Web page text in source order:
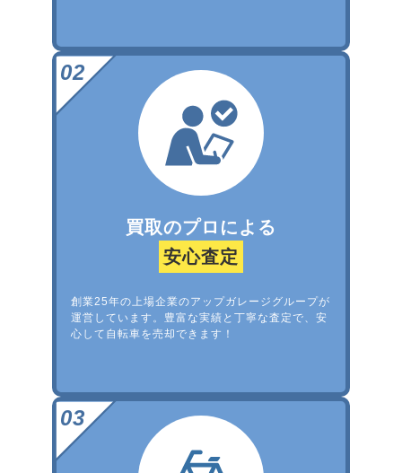
買取のプロによる
安心査定
創業25年の上場企業のアップガレージグループが
運営しています。豊富な実績と丁寧な査定で、安
心して自転車を売却できます！